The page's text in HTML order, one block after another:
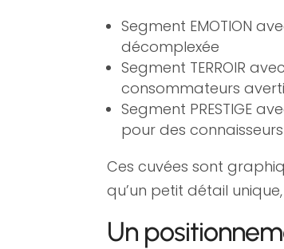
Segment EMOTION
décomplexée
Segment TERROIR
consommateurs
Segment PRESTIGE
pour des
Ces cuvées sont
qu’un petit détail
Un